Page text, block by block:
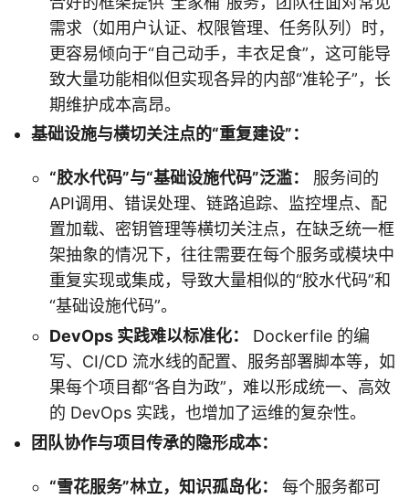
需求（如用户认证、权限管理、任务队列）时，
更容易倾向于“自己动手，丰衣足食”，这可能导
致大量功能相似但实现各异的内部“准轮子”，长
期维护成本高昂。
基础设施与横切关注点的“重复建设”：
“胶水代码”与“基础设施代码”泛滥：
服务间的
API调用、错误处理、链路追踪、监控埋点、配
置加载、密钥管理等横切关注点，在缺乏统一框
架抽象的情况下，往往需要在每个服务或模块中
重复实现或集成，导致大量相似的“胶水代码”和
“基础设施代码”。
DevOps 实践难以标准化：
Dockerfile 的编
写、CI/CD 流水线的配置、服务部署脚本等，如
果每个项目都“各自为政”，难以形成统一、高效
的 DevOps 实践，也增加了运维的复杂性。
团队协作与项目传承的隐形成本：
“雪花服务”林立，知识孤岛化：
每个服务都可